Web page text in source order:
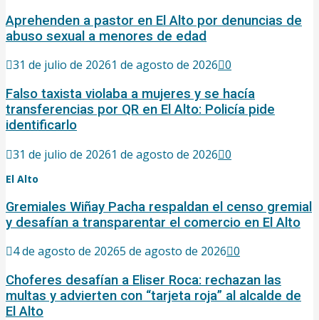
Aprehenden a pastor en El Alto por denuncias de
abuso sexual a menores de edad
31 de julio de 20261 de agosto de 2026 0
Falso taxista violaba a mujeres y se hacía
transferencias por QR en El Alto: Policía pide
identificarlo
31 de julio de 20261 de agosto de 2026 0
El Alto
Gremiales Wiñay Pacha respaldan el censo gremial
y desafían a transparentar el comercio en El Alto
4 de agosto de 20265 de agosto de 2026 0
Choferes desafían a Eliser Roca: rechazan las
multas y advierten con “tarjeta roja” al alcalde de
El Alto